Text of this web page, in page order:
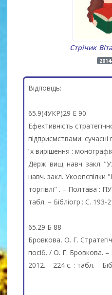
Стрічик
Відповідь:
65.9(4УКР)29 Е 90
Ефективність
підприємствами:
їх вирішення :
Держ. вищ. навч. закл.
навч. закл. Укоопспілки
торгівлі" . – Полтава :
табл. – Бібліогр.: С. 193-
65.29 Б 88
Бровкова, О. Г.
посіб. / О. Г. Бровкова.
2012. – 224 с. : табл. –